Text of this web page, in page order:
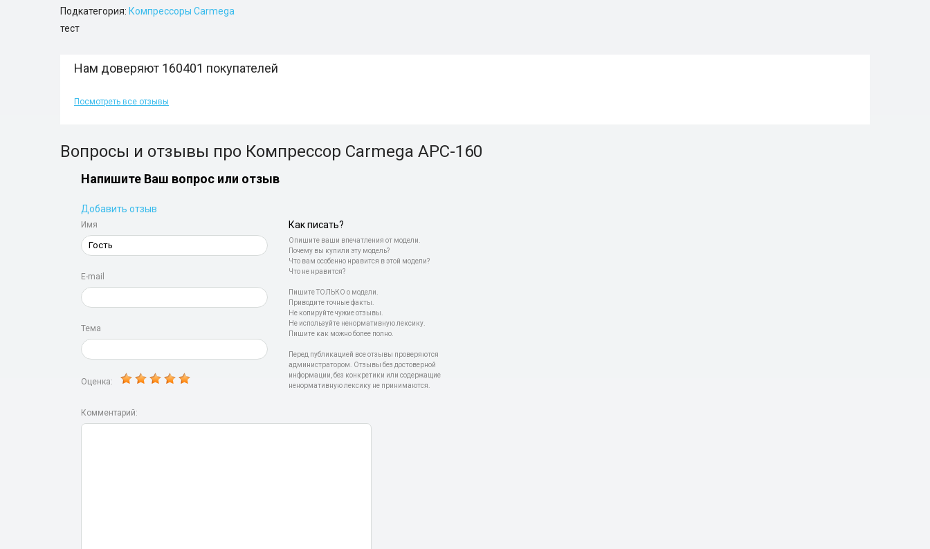
Подкатегория: Компрессоры Carmega
тест
Нам доверяют 160401 покупателей
Посмотреть все отзывы
Вопросы и отзывы про Компрессор Carmega APC-160
Напишите Ваш вопрос или отзыв
Добавить отзыв
Имя
E-mail
Тема
Оценка:
Как писать?
Опишите ваши впечатления от модели.
Почему вы купили эту модель?
Что вам особенно нравится в этой модели?
Что не нравится?
Пишите ТОЛЬКО о модели.
Приводите точные факты.
Не копируйте чужие отзывы.
Не используйте ненормативную лексику.
Пишите как можно более полно.
Перед публикацией все отзывы проверяются
администратором. Отзывы без достоверной
информации, без конкретики или содержащие
ненормативную лексику не принимаются.
Комментарий: